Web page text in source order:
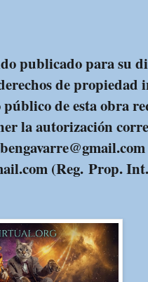
publicado para su
de propiedad
público de esta obra
la autorización
(Reg. Prop.